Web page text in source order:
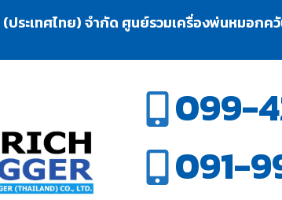
ประเทศไทย) จำกัด ศูนย์รวมเครื่องพ่นหมอกค
099-
091-